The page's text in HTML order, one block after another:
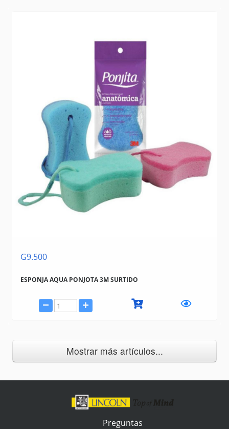
G9.500
ESPONJA AQUA PONJOTA 3M SURTIDO
Mostrar más artículos...
Preguntas